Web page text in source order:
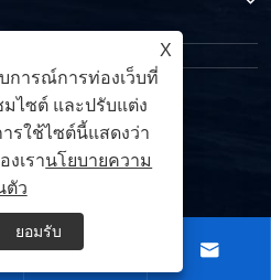
 
X
การณ์การท่องเว็บที่
มไซต์ และปรับแต่ง
รใช้ไซต์นี้แสดงว่า
เรานโยบายความ
ตัว
ยอมรับ